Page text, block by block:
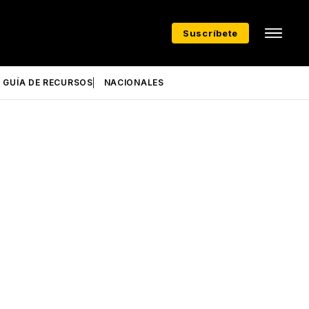
Suscríbete
GUÍA DE RECURSOS NACIONALES